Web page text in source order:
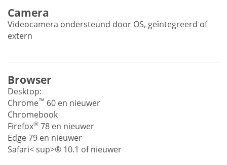
Camera
Videocamera ondersteund door OS, geïntegreerd of
extern
Browser
Desktop:
Chrome™ 60 en nieuwer
Chromebook
Firefox® 78 en nieuwer
Edge 79 en nieuwer
Safari< sup>® 10.1 of nieuwer